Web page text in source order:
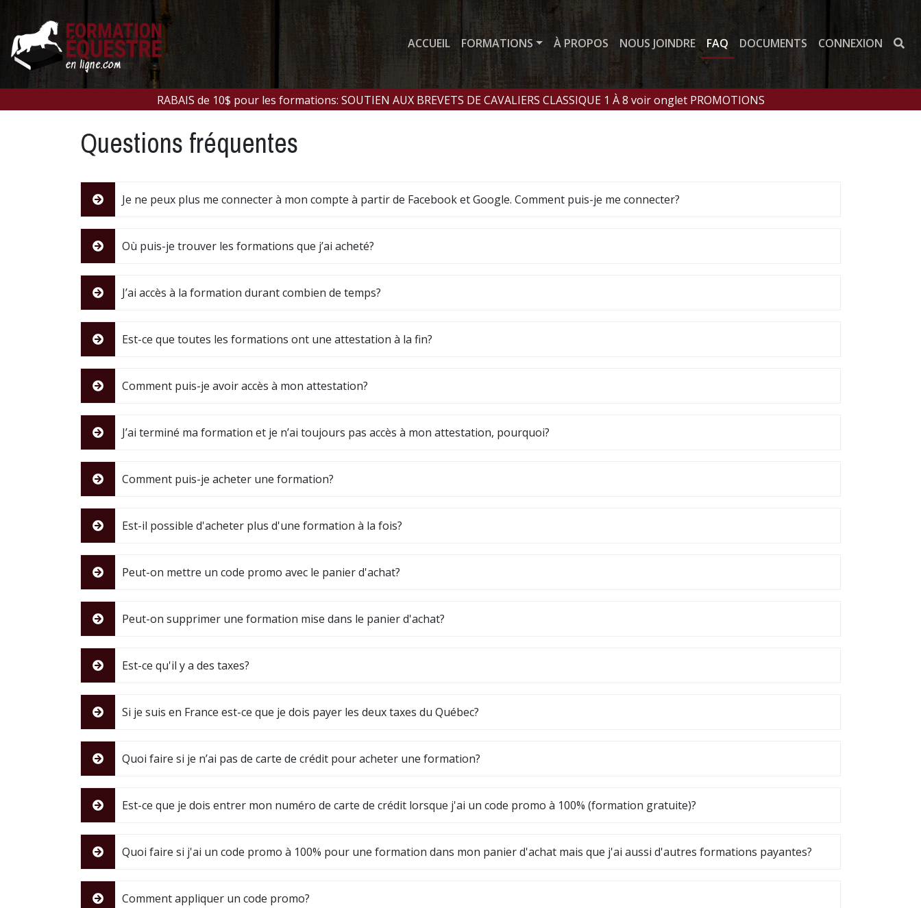
ACCUEIL FORMATIONS À PROPOS NOUS JOINDRE FAQ DOCUMENTS CONNEXION
RABAIS de 10$ pour les formations: SOUTIEN AUX BREVETS DE CAVALIERS CLASSIQUE 1 À 8 voir onglet PROMOTIONS
Questions fréquentes
Je ne peux plus me connecter à mon compte à partir de Facebook et Google. Comment puis-je me connecter?
Où puis-je trouver les formations que j’ai acheté?
J’ai accès à la formation durant combien de temps?
Est-ce que toutes les formations ont une attestation à la fin?
Comment puis-je avoir accès à mon attestation?
J’ai terminé ma formation et je n’ai toujours pas accès à mon attestation, pourquoi?
Comment puis-je acheter une formation?
Est-il possible d'acheter plus d'une formation à la fois?
Peut-on mettre un code promo avec le panier d'achat?
Peut-on supprimer une formation mise dans le panier d'achat?
Est-ce qu'il y a des taxes?
Si je suis en France est-ce que je dois payer les deux taxes du Québec?
Quoi faire si je n’ai pas de carte de crédit pour acheter une formation?
Est-ce que je dois entrer mon numéro de carte de crédit lorsque j'ai un code promo à 100% (formation gratuite)?
Quoi faire si j'ai un code promo à 100% pour une formation dans mon panier d'achat mais que j'ai aussi d'autres formations payantes?
Comment appliquer un code promo?